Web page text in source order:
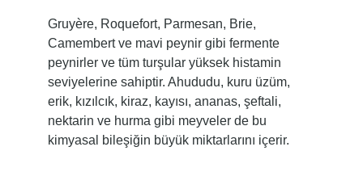
Gruyère, Roquefort, Parmesan, Brie,
Camembert ve mavi peynir gibi fermente
peynirler ve tüm turşular yüksek histamin
seviyelerine sahiptir. Ahududu, kuru üzüm,
erik, kızılcık, kiraz, kayısı, ananas, şeftali,
nektarin ve hurma gibi meyveler de bu
kimyasal bileşiğin büyük miktarlarını içerir.